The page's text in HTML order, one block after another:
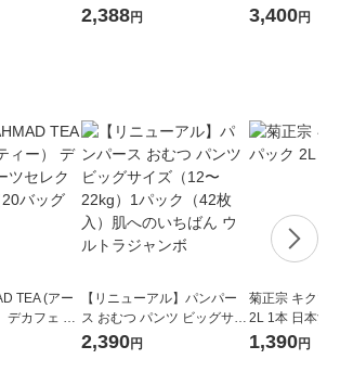
レスボトル 900ml 1箱（12
本入）
2,388円
530510
3,400円
TEA (アー
デカフェ フ
ン 1箱（2
【リニューアル】パンパー
ス おむつ パンツ ビッグサイ
ズ（12〜22kg）1パック（4
2枚入）肌へのいちばん ウル
2,390円
菊正宗 キクマ
2L 1本 日本酒
1,390円